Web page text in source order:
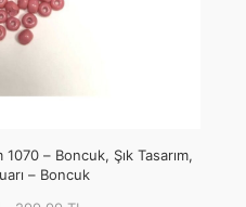
– Boncuk, Şık Tasarım,
– Boncuk